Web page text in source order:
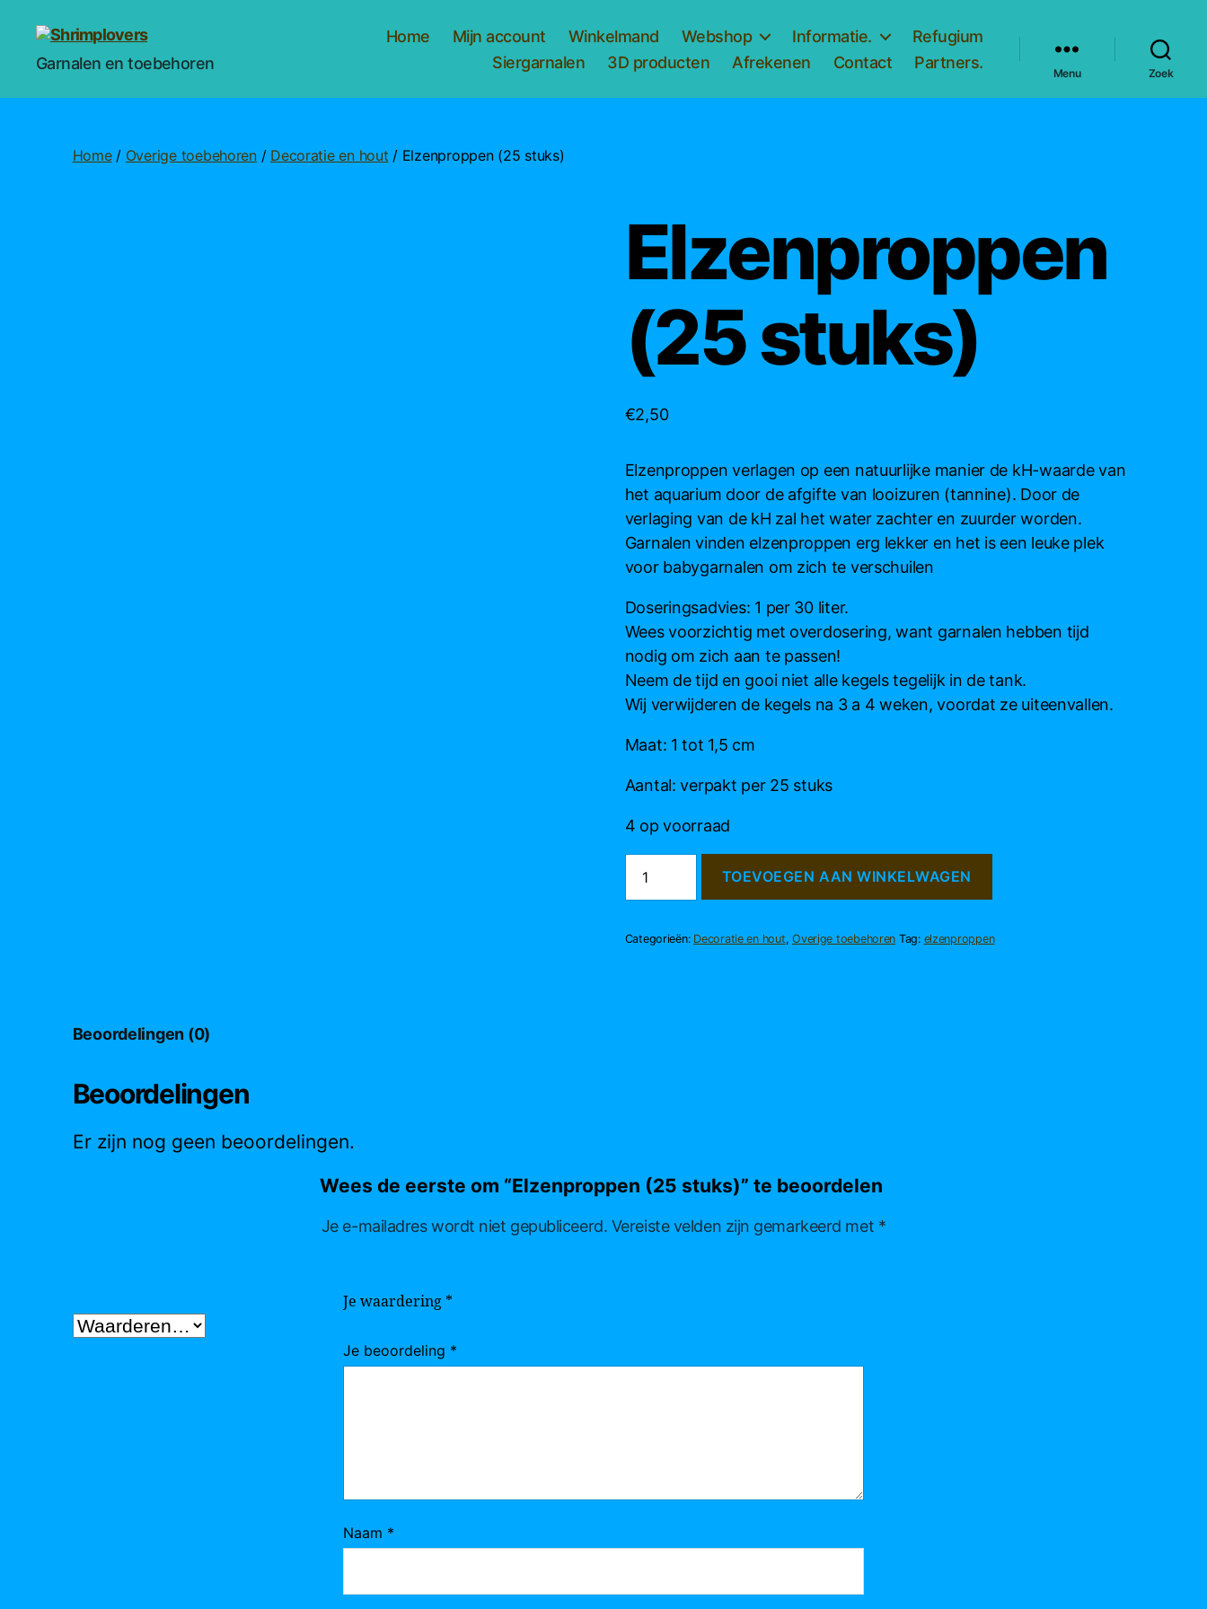
Shrimplovers
Garnalen en toebehoren
Home Mijn account Winkelmand Webshop Informatie.
Refugium
Siergarnalen
3D producten Afrekenen Contact Partners.
Menu Zoek
Home/ Overige toebehoren/ Decoratie en hout / Elzenproppen (25 stuks)
Elzenproppen
(25 stuks)
€2,50
Elzenproppen verlagen op een natuurlijke manier de kH-waarde van
het aquarium door de afgifte van looizuren (tannine). Door de
verlaging van de kH zal het water zachter en zuurder worden.
Garnalen vinden elzenproppen erg lekker en het is een leuke plek
voor babygarnalen om zich te verschuilen
Doseringsadvies: 1 per 30 liter.
Wees voorzichtig met overdosering, want garnalen hebben tijd
nodig om zich aan te passen!
Neem de tijd en gooi niet alle kegels tegelijk in de tank.
Wij verwijderen de kegels na 3 a 4 weken, voordat ze uiteenvallen.
Maat: 1 tot 1,5 cm
Aantal: verpakt per 25 stuks
4 op voorraad
(25
stuks)
TOEVOEGEN AAN WINKELWAGEN
Categorieën: Decoratie en hout,Overige toebehoren Tag: elzenproppen
Beoordelingen (0)
Beoordelingen
Er zijn nog geen beoordelingen.
Wees de eerste om “Elzenproppen (25 stuks)” te beoordelen
Je e-mailadres wordt niet gepubliceerd. Vereiste velden zijn gemarkeerd met *
Je waardering *
Je beoordeling *
Naam *